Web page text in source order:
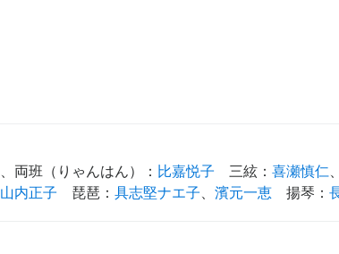
両班（りゃんはん） ： 比嘉悦子 三絃 ： 喜瀬慎仁
山内正子 琵琶 ： 具志堅ナエ子 濱元一恵 揚琴 ：